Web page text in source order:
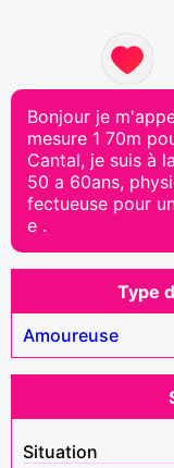
Bonjour je
mesure 1 70m
Cantal, je suis à
50 a 60ans,
fectueuse pour
e .
Type
Amoureuse
Situation